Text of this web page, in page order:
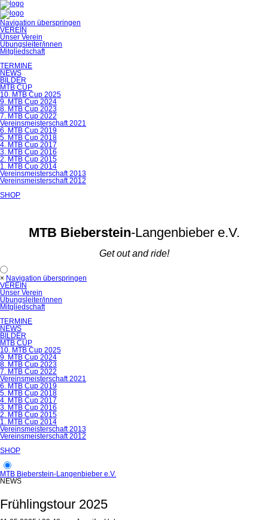
Navigation überspringen
VEREIN
Unser Verein
Übungsleiter/innen
Mitgliedschaft
TERMINE
NEWS
BILDER
MTB CUP
10. MTB Cup 2025
9. MTB Cup 2024
8. MTB Cup 2023
7. MTB Cup 2022
Vereinsmeisterschaft 2021
6. MTB Cup 2019
5. MTB Cup 2018
4. MTB Cup 2017
3. MTB Cup 2016
2. MTB Cup 2015
1. MTB Cup 2014
Vereinsmeisterschaft 2013
Vereinsmeisterschaft 2012
SHOP
MTB Bieberstein-Langenbieber e.V.
Get out and ride!
× Navigation überspringen
VEREIN
Unser Verein
Übungsleiter/innen
Mitgliedschaft
TERMINE
NEWS
BILDER
MTB CUP
10. MTB Cup 2025
9. MTB Cup 2024
8. MTB Cup 2023
7. MTB Cup 2022
Vereinsmeisterschaft 2021
6. MTB Cup 2019
5. MTB Cup 2018
4. MTB Cup 2017
3. MTB Cup 2016
2. MTB Cup 2015
1. MTB Cup 2014
Vereinsmeisterschaft 2013
Vereinsmeisterschaft 2012
SHOP
MTB Bieberstein-Langenbieber e.V.
NEWS
Frühlingstour 2025